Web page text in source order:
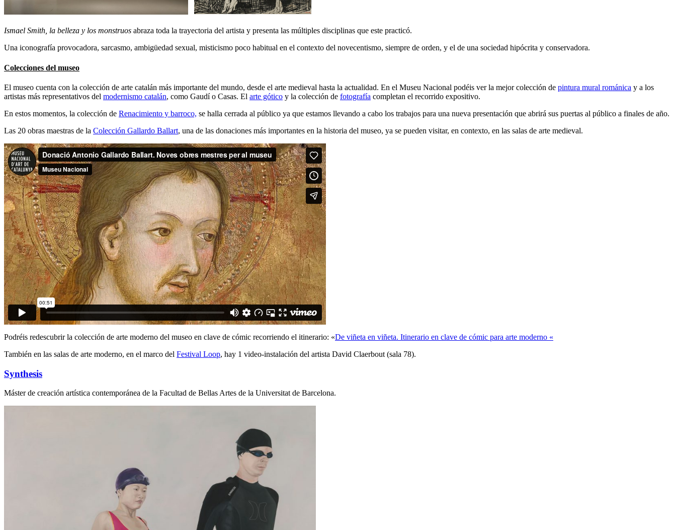
Ismael Smith, la belleza y los monstruos abraza toda la trayectoria del artista y presenta las múltiples disciplinas que este practicó.
Una iconografía provocadora, sarcasmo, ambigüedad sexual, misticismo poco habitual en el contexto del novecentismo, siempre de orden, y el de una sociedad hipócrita y conservadora.
Colecciones del museo
El museo cuenta con la colección de arte catalán más importante del mundo, desde el arte medieval hasta la actualidad. En el Museu Nacional podéis ver la mejor colección de pintura mural románica y a los
artistas más representativos del modernismo catalán, como Gaudí o Casas. El arte gótico y la colección de fotografía completan el recorrido expositivo.
En estos momentos, la colección de Renacimiento y barroco, se halla cerrada al público ya que estamos llevando a cabo los trabajos para una nueva presentación que abrirá sus puertas al público a finales de año.
Las 20 obras maestras de la Colección Gallardo Ballart, una de las donaciones más importantes en la historia del museo, ya se pueden visitar, en contexto, en las salas de arte medieval.
Podréis redescubrir la colección de arte moderno del museo en clave de cómic recorriendo el itinerario: «De viñeta en viñeta. Itinerario en clave de cómic para arte moderno «
También en las salas de arte moderno, en el marco del Festival Loop, hay 1 video-instalación del artista David Claerbout (sala 78).
Synthesis
Máster de creación artística contemporánea de la Facultad de Bellas Artes de la Universitat de Barcelona.